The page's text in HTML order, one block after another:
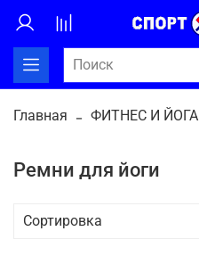
Главная ФИТНЕС И ЙОГА
Ремни для йоги